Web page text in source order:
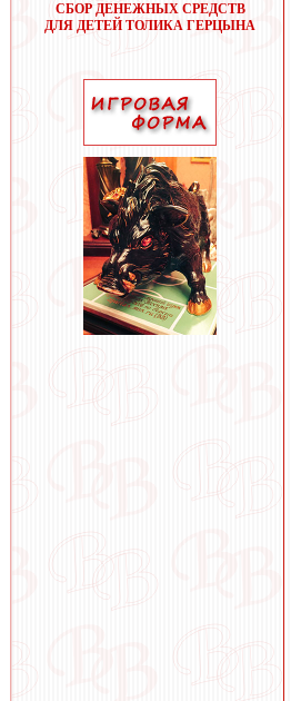
СБОР ДЕНЕЖНЫХ СРЕДСТВ
ДЛЯ ДЕТЕЙ ТОЛИКА ГЕРЦЫНА